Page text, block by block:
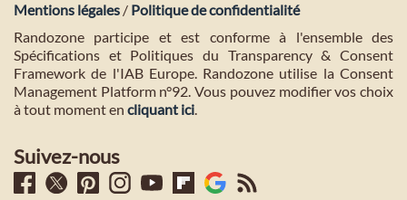
Mentions légales / Politique de confidentialité
Randozone participe et est conforme à l'ensemble des
Spécifications et Politiques du Transparency & Consent
Framework de l'IAB Europe. Randozone utilise la Consent
Management Platform n°92. Vous pouvez modifier vos choix
à tout moment en cliquant ici.
Suivez-nous